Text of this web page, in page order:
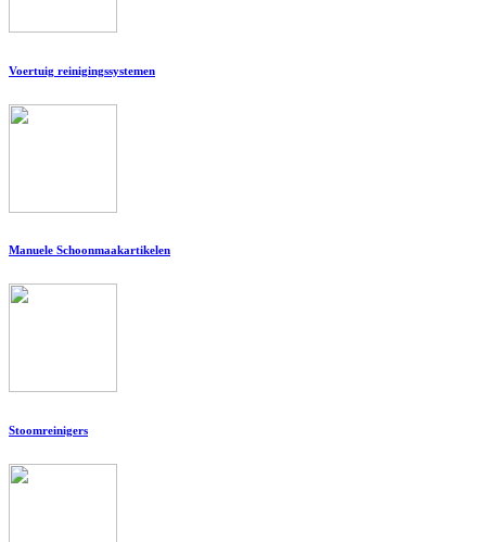
Voertuig reinigingssystemen
Manuele Schoonmaakartikelen
Stoomreinigers